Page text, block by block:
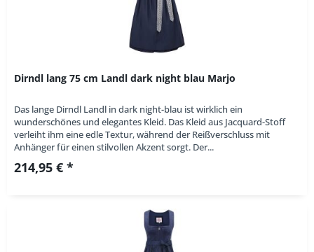
Dirndl lang 75 cm Landl dark night blau Marjo
Das lange Dirndl Landl in dark night-blau ist wirklich ein
wunderschönes und elegantes Kleid. Das Kleid aus Jacquard-Stoff
verleiht ihm eine edle Textur, während der Reißverschluss mit
Anhänger für einen stilvollen Akzent sorgt. Der...
214,95 € *